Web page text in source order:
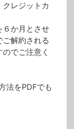
レジットカ
６か月とさせ
解約される
でご注意く
法をPDFでも